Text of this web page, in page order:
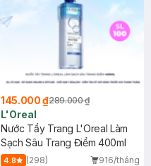
145.000 ₫289.000 ₫
L'Oreal
Nước Tẩy Trang L'Oreal Làm
Sạch Sâu Trang Điểm 400ml
4.8 (298)
916/tháng